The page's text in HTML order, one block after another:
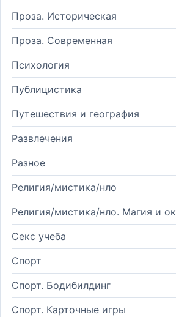
Проза. Историческая
Проза. Современная
Психология
Публицистика
Путешествия и география
Развлечения
Разное
Религия/мистика/нло
Религия/мистика/нло. Магия и
Секс учеба
Спорт
Спорт. Бодибилдинг
Спорт. Карточные игры